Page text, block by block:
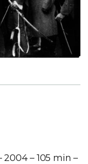
2004 – 105 min –